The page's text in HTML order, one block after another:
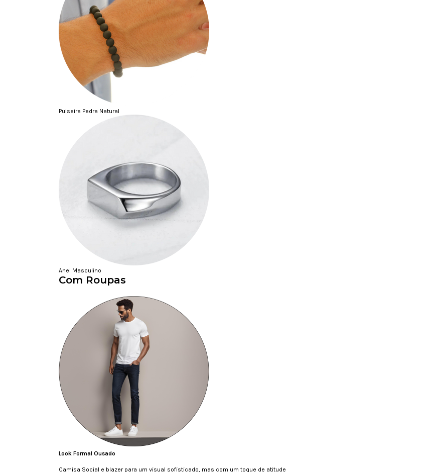
Pulseira Pedra Natural
Anel Masculino
Com Roupas
Look Formal Ousado
Camisa Social e blazer para um visual sofisticado, mas com um toque de atitude